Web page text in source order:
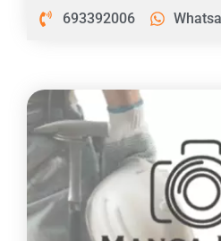
693392006